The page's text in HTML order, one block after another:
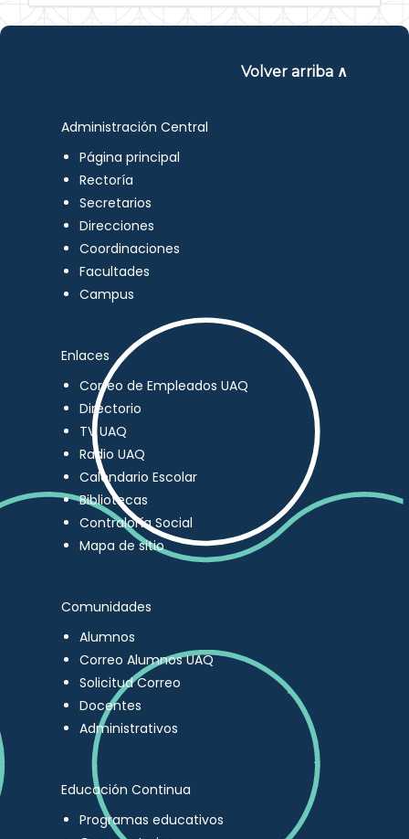
Volver arriba ∧
Administración Central
Página principal
Rectoría
Secretarios
Direcciones
Coordinaciones
Facultades
Campus
Enlaces
Correo de Empleados UAQ
Directorio
TV UAQ
Radio UAQ
Calendario Escolar
Bibliotecas
Contraloría Social
Mapa de sitio
Comunidades
Alumnos
Correo Alumnos UAQ
Solicitud Correo
Docentes
Administrativos
Educación Continua
Programas educativos